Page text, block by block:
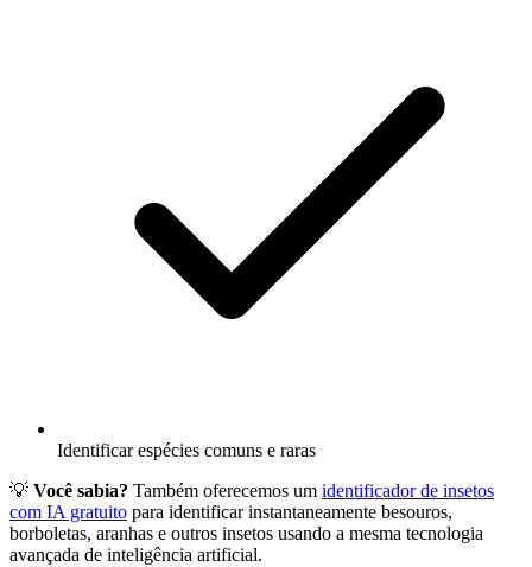
Identificar espécies comuns e raras
💡 Você sabia? Também oferecemos um identificador de insetos
com IA gratuito para identificar instantaneamente besouros,
borboletas, aranhas e outros insetos usando a mesma tecnologia
avançada de inteligência artificial.